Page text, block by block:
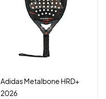
Adidas Metalbone HRD+
2026